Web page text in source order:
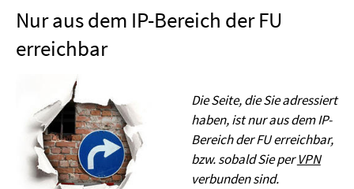
Nur aus dem IP-Bereich der FU
erreichbar
Die Seite, die Sie adressiert
haben, ist nur aus dem IP-
Bereich der FU erreichbar,
bzw. sobald Sie perVPN
verbunden sind.